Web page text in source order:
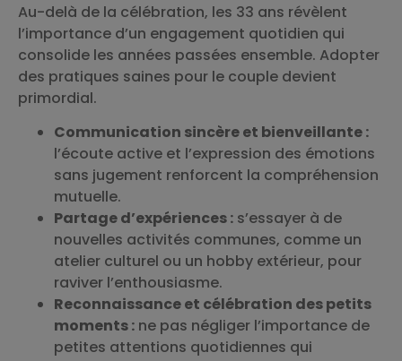
Au-delà de la célébration, les 33 ans révèlent
l’importance d’un engagement quotidien qui
consolide les années passées ensemble. Adopter
des pratiques saines pour le couple devient
primordial.
Communication sincère et bienveillante :
l’écoute active et l’expression des émotions
sans jugement renforcent la compréhension
mutuelle.
Partage d’expériences : s’essayer à de
nouvelles activités communes, comme un
atelier culturel ou un hobby extérieur, pour
raviver l’enthousiasme.
Reconnaissance et célébration des petits
moments : ne pas négliger l’importance de
petites attentions quotidiennes qui